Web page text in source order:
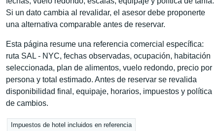
Si un dato cambia al revalidar, el asesor debe proponerte
una alternativa comparable antes de reservar.
Esta página resume una referencia comercial específica:
ruta SAL - NYC, fechas observadas, ocupación, habitación
seleccionada, plan de alimentos, vuelo redondo, precio por
persona y total estimado. Antes de reservar se revalida
disponibilidad final, equipaje, horarios, impuestos y política
de cambios.
Impuestos de hotel incluidos en referencia